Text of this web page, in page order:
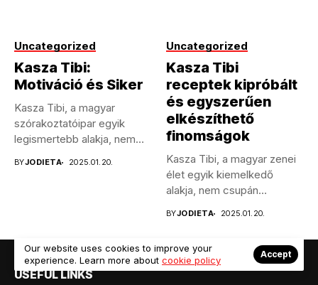
Uncategorized
Kasza Tibi:
Motiváció és Siker
Kasza Tibi, a magyar
szórakoztatóipar egyik
legismertebb alakja, nem
BYJODIETA 2025.01.20.
Uncategorized
Kasza Tibi
receptek kipróbált
és egyszerűen
elkészíthető
finomságok
Kasza Tibi, a magyar zenei
élet egyik kiemelkedő
alakja, nem csupán
BYJODIETA 2025.01.20.
USEFUL LINKS
Our website uses cookies to improve your
experience. Learn more about cookie policy
Accept